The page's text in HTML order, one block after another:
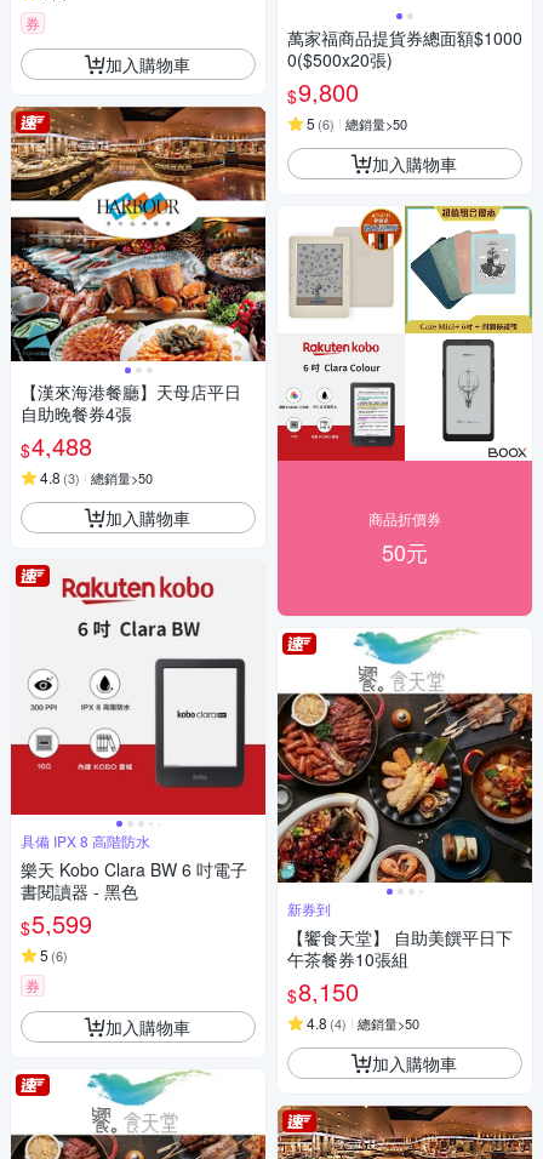
券
加入購物車
【漢來海港餐廳】天母店平日
自助晚餐券4張
$4,488
4.8 (3) 總銷量>50
加入購物車
具備 IPX 8 高階防水
樂天 Kobo Clara BW 6 吋電子
書閱讀器 - 黑色
$5,599
5 (6)
券
加入購物車
萬家福商品提貨券總面額$1000
0($500x20張)
$9,800
5 (6) 總銷量>50
加入購物車
商品折價券
50元
新券到
【饗食天堂】 自助美饌平日下
午茶餐券10張組
$8,150
4.8 (4) 總銷量>50
加入購物車